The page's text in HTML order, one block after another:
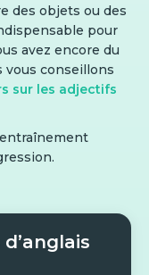
des objets ou des
pour
avez encore du
vous conseillons
sur les adjectifs